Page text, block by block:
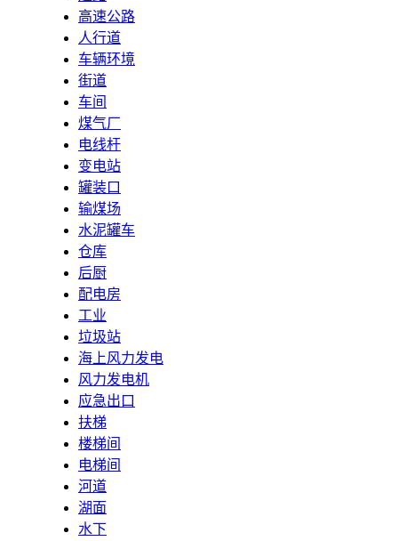
高速公路
人行道
车辆环境
街道
车间
煤气厂
电线杆
变电站
罐装口
输煤场
水泥罐车
仓库
后厨
配电房
工业
垃圾站
海上风力发电
风力发电机
应急出口
扶梯
楼梯间
电梯间
河道
湖面
水下